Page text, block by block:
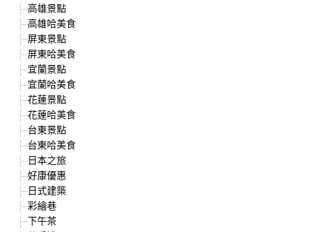
高雄景點
高雄哈美食
屏東景點
屏東哈美食
宜蘭景點
宜蘭哈美食
花蓮景點
花蓮哈美食
台東景點
台東哈美食
日本之旅
好康優惠
日式建築
彩繪巷
下午茶